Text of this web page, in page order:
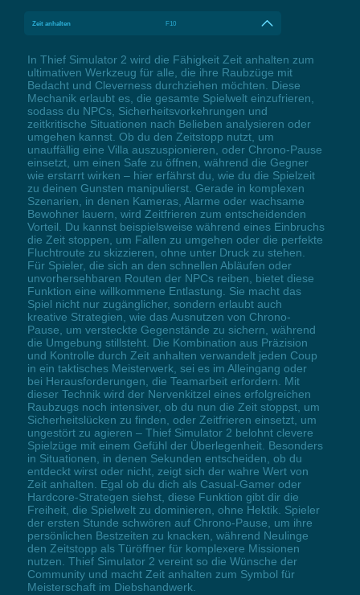
Zeit anhalten F10
In Thief Simulator 2 wird die Fähigkeit Zeit anhalten zum
ultimativen Werkzeug für alle, die ihre Raubzüge mit
Bedacht und Cleverness durchziehen möchten. Diese
Mechanik erlaubt es, die gesamte Spielwelt einzufrieren,
sodass du NPCs, Sicherheitsvorkehrungen und
zeitkritische Situationen nach Belieben analysieren oder
umgehen kannst. Ob du den Zeitstopp nutzt, um
unauffällig eine Villa auszuspionieren, oder Chrono-Pause
einsetzt, um einen Safe zu öffnen, während die Gegner
wie erstarrt wirken – hier erfährst du, wie du die Spielzeit
zu deinen Gunsten manipulierst. Gerade in komplexen
Szenarien, in denen Kameras, Alarme oder wachsame
Bewohner lauern, wird Zeitfrieren zum entscheidenden
Vorteil. Du kannst beispielsweise während eines Einbruchs
die Zeit stoppen, um Fallen zu umgehen oder die perfekte
Fluchtroute zu skizzieren, ohne unter Druck zu stehen.
Für Spieler, die sich an den schnellen Abläufen oder
unvorhersehbaren Routen der NPCs reiben, bietet diese
Funktion eine willkommene Entlastung. Sie macht das
Spiel nicht nur zugänglicher, sondern erlaubt auch
kreative Strategien, wie das Ausnutzen von Chrono-
Pause, um versteckte Gegenstände zu sichern, während
die Umgebung stillsteht. Die Kombination aus Präzision
und Kontrolle durch Zeit anhalten verwandelt jeden Coup
in ein taktisches Meisterwerk, sei es im Alleingang oder
bei Herausforderungen, die Teamarbeit erfordern. Mit
dieser Technik wird der Nervenkitzel eines erfolgreichen
Raubzugs noch intensiver, ob du nun die Zeit stoppst, um
Sicherheitslücken zu finden, oder Zeitfrieren einsetzt, um
ungestört zu agieren – Thief Simulator 2 belohnt clevere
Spielzüge mit einem Gefühl der Überlegenheit. Besonders
in Situationen, in denen Sekunden entscheiden, ob du
entdeckt wirst oder nicht, zeigt sich der wahre Wert von
Zeit anhalten. Egal ob du dich als Casual-Gamer oder
Hardcore-Strategen siehst, diese Funktion gibt dir die
Freiheit, die Spielwelt zu dominieren, ohne Hektik. Spieler
der ersten Stunde schwören auf Chrono-Pause, um ihre
persönlichen Bestzeiten zu knacken, während Neulinge
den Zeitstopp als Türöffner für komplexere Missionen
nutzen. Thief Simulator 2 vereint so die Wünsche der
Community und macht Zeit anhalten zum Symbol für
Meisterschaft im Diebshandwerk.